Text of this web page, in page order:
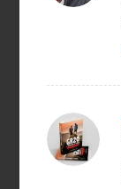
: